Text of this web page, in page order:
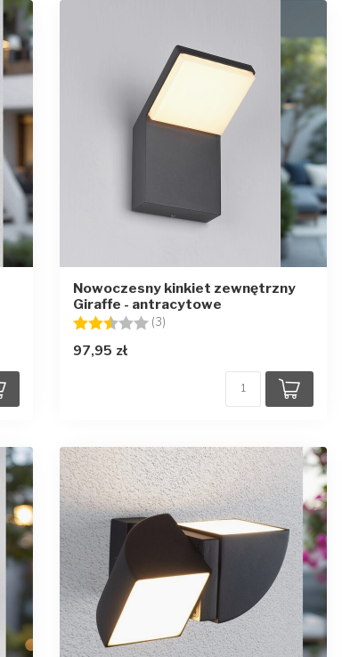
Nowoczesny kinkiet zewnętrzny
Giraffe - antracytowe
Ocena:
(3)
97,95 zł